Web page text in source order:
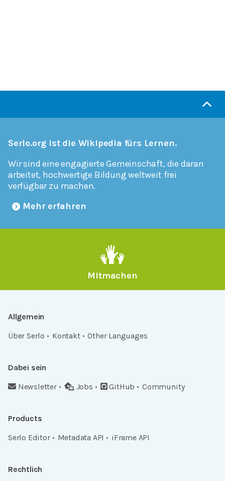
Serlo.org ist die Wikipedia fürs Lernen.
Wir sind eine engagierte Gemeinschaft, die daran
arbeitet, hochwertige Bildung weltweit frei
verfügbar zu machen.
Mehr erfahren
Mitmachen
Allgemein
Über Serlo
Kontakt Other Languages
Dabei sein
Newsletter
Jobs GitHub Community
Products
Serlo Editor
Metadata API iFrame API
Rechtlich